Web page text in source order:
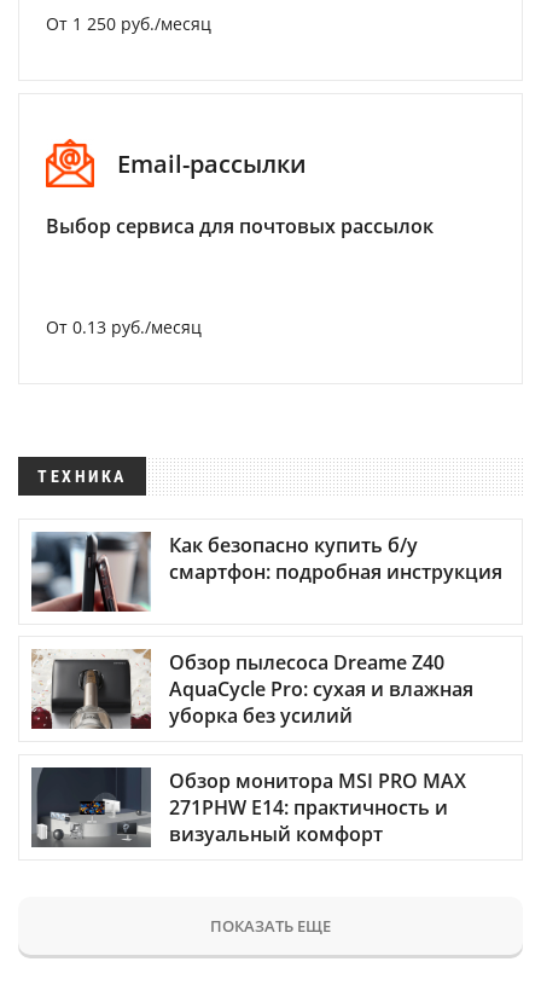
От 1 250 руб./месяц
Email-рассылки
Выбор сервиса для почтовых рассылок
От 0.13 руб./месяц
ТЕХНИКА
Как безопасно купить б/у
смартфон: подробная инструкция
Обзор пылесоса Dreame Z40
AquaCycle Pro: сухая и влажная
уборка без усилий
Обзор монитора MSI PRO MAX
271PHW E14: практичность и
визуальный комфорт
ПОКАЗАТЬ ЕЩЕ